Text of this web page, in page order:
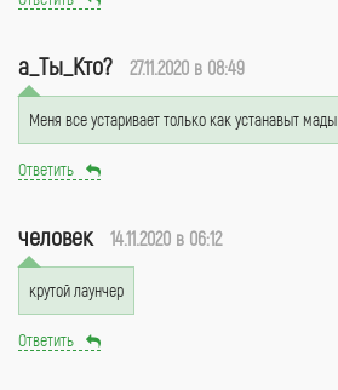
a_Ты_Кто? 27.11.2020 в 08:49
Меня все устаривает только как устанавыт мады
Ответить
человек 14.11.2020 в 06:12
крутой лаунчер
Ответить